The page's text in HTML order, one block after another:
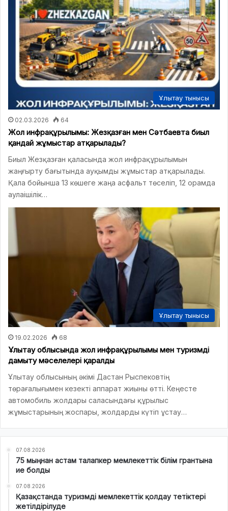
Ұлытау тынысы
02.03.2026 64
Жол инфрақұрылымы: Жезқазған мен Сәтбаевта биыл
қандай жұмыстар атқарылады?
Биыл Жезқазған қаласында жол инфрақұрылымын
жаңғырту бағытында ауқымды жұмыстар атқарылады.
Қала бойынша 13 көшеге жаңа асфальт төселіп, 12 орамда
аулаішілік…
Ұлытау тынысы
19.02.2026 68
Ұлытау облысында жол инфрақұрылымы мен туризмді
дамыту мәселелері қаралды
Ұлытау облысының әкімі Дастан Рыспековтің
төрағалығымен кезекті аппарат жиыны өтті. Кеңесте
автомобиль жолдары саласындағы құрылыс
жұмыстарының жоспары, жолдарды күтіп ұстау…
07.08.2026
75 мыңнан астам талапкер мемлекеттік білім грантына
ие болды
07.08.2026
Қазақстанда туризмді мемлекеттік қолдау тетіктері
жетілдірілуде